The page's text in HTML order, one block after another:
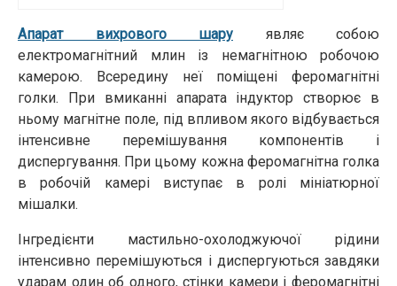
Апарат вихрового шару являє собою
електромагнітний млин із немагнітною робочою
камерою. Всередину неї поміщені феромагнітні
голки. При вмиканні апарата індуктор створює в
ньому магнітне поле, під впливом якого відбувається
інтенсивне перемішування компонентів і
диспергування. При цьому кожна феромагнітна голка
в робочій камері виступає в ролі мініатюрної
мішалки.
Інгредієнти мастильно-охолоджуючої рідини
інтенсивно перемішуються і диспергуються завдяки
ударам один об одного, стінки камери і феромагнітні